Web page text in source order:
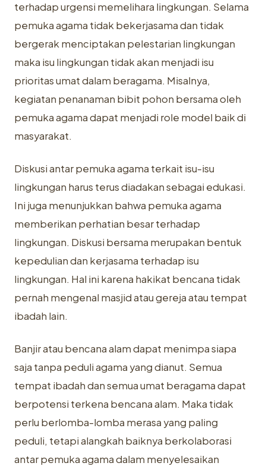
terhadap urgensi memelihara lingkungan. Selama
pemuka agama tidak bekerjasama dan tidak
bergerak menciptakan pelestarian lingkungan
maka isu lingkungan tidak akan menjadi isu
prioritas umat dalam beragama. Misalnya,
kegiatan penanaman bibit pohon bersama oleh
pemuka agama dapat menjadi role model baik di
masyarakat.
Diskusi antar pemuka agama terkait isu-isu
lingkungan harus terus diadakan sebagai edukasi.
Ini juga menunjukkan bahwa pemuka agama
memberikan perhatian besar terhadap
lingkungan. Diskusi bersama merupakan bentuk
kepedulian dan kerjasama terhadap isu
lingkungan. Hal ini karena hakikat bencana tidak
pernah mengenal masjid atau gereja atau tempat
ibadah lain.
Banjir atau bencana alam dapat menimpa siapa
saja tanpa peduli agama yang dianut. Semua
tempat ibadah dan semua umat beragama dapat
berpotensi terkena bencana alam. Maka tidak
perlu berlomba-lomba merasa yang paling
peduli, tetapi alangkah baiknya berkolaborasi
antar pemuka agama dalam menyelesaikan